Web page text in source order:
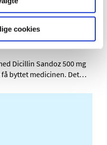
cookies
fra firmaet
Dicillin Sandoz 500 mg
byttet medicinen. Det…